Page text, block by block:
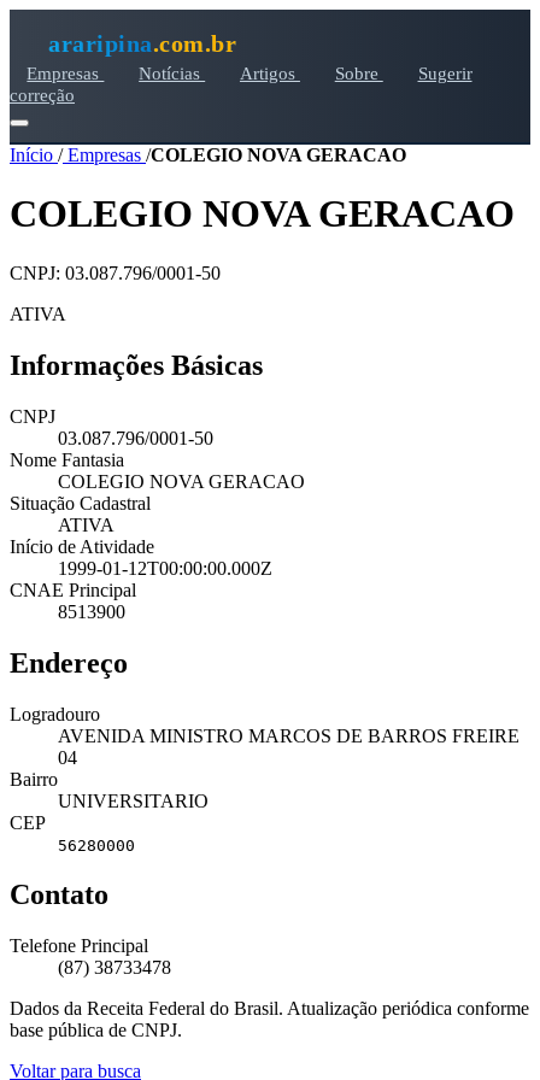
araripina.com.br
Empresas Notícias Artigos Sobre
Sugerir
correção
Início /Empresas /COLEGIO NOVA GERACAO
COLEGIO NOVA GERACAO
CNPJ: 03.087.796/0001-50
ATIVA
Informações Básicas
CNPJ
03.087.796/0001-50
Nome Fantasia
COLEGIO NOVA GERACAO
Situação Cadastral
ATIVA
Início de Atividade
1999-01-12T00:00:00.000Z
CNAE Principal
8513900
Endereço
Logradouro
AVENIDA MINISTRO MARCOS DE BARROS FREIRE
04
Bairro
UNIVERSITARIO
CEP
56280000
Contato
Telefone Principal
(87) 38733478
Dados da Receita Federal do Brasil. Atualização periódica conforme
base pública de CNPJ.
Voltar para busca